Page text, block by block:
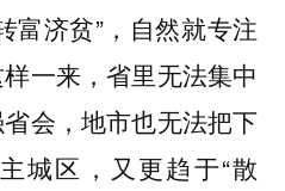
富济贫”，自然就专注
一来，省里无法集中
会，地市也无法把下
城区，又更趋于“散